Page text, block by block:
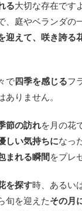
る大切な存在です
、庭やベランダの
迎えて、咲き誇る
で四季を感じるフ
ありません。
節の訪れを月の花
しい気持ちになっ
まれる瞬間 をプレ
を探す時、あるい
旬を迎えたその月